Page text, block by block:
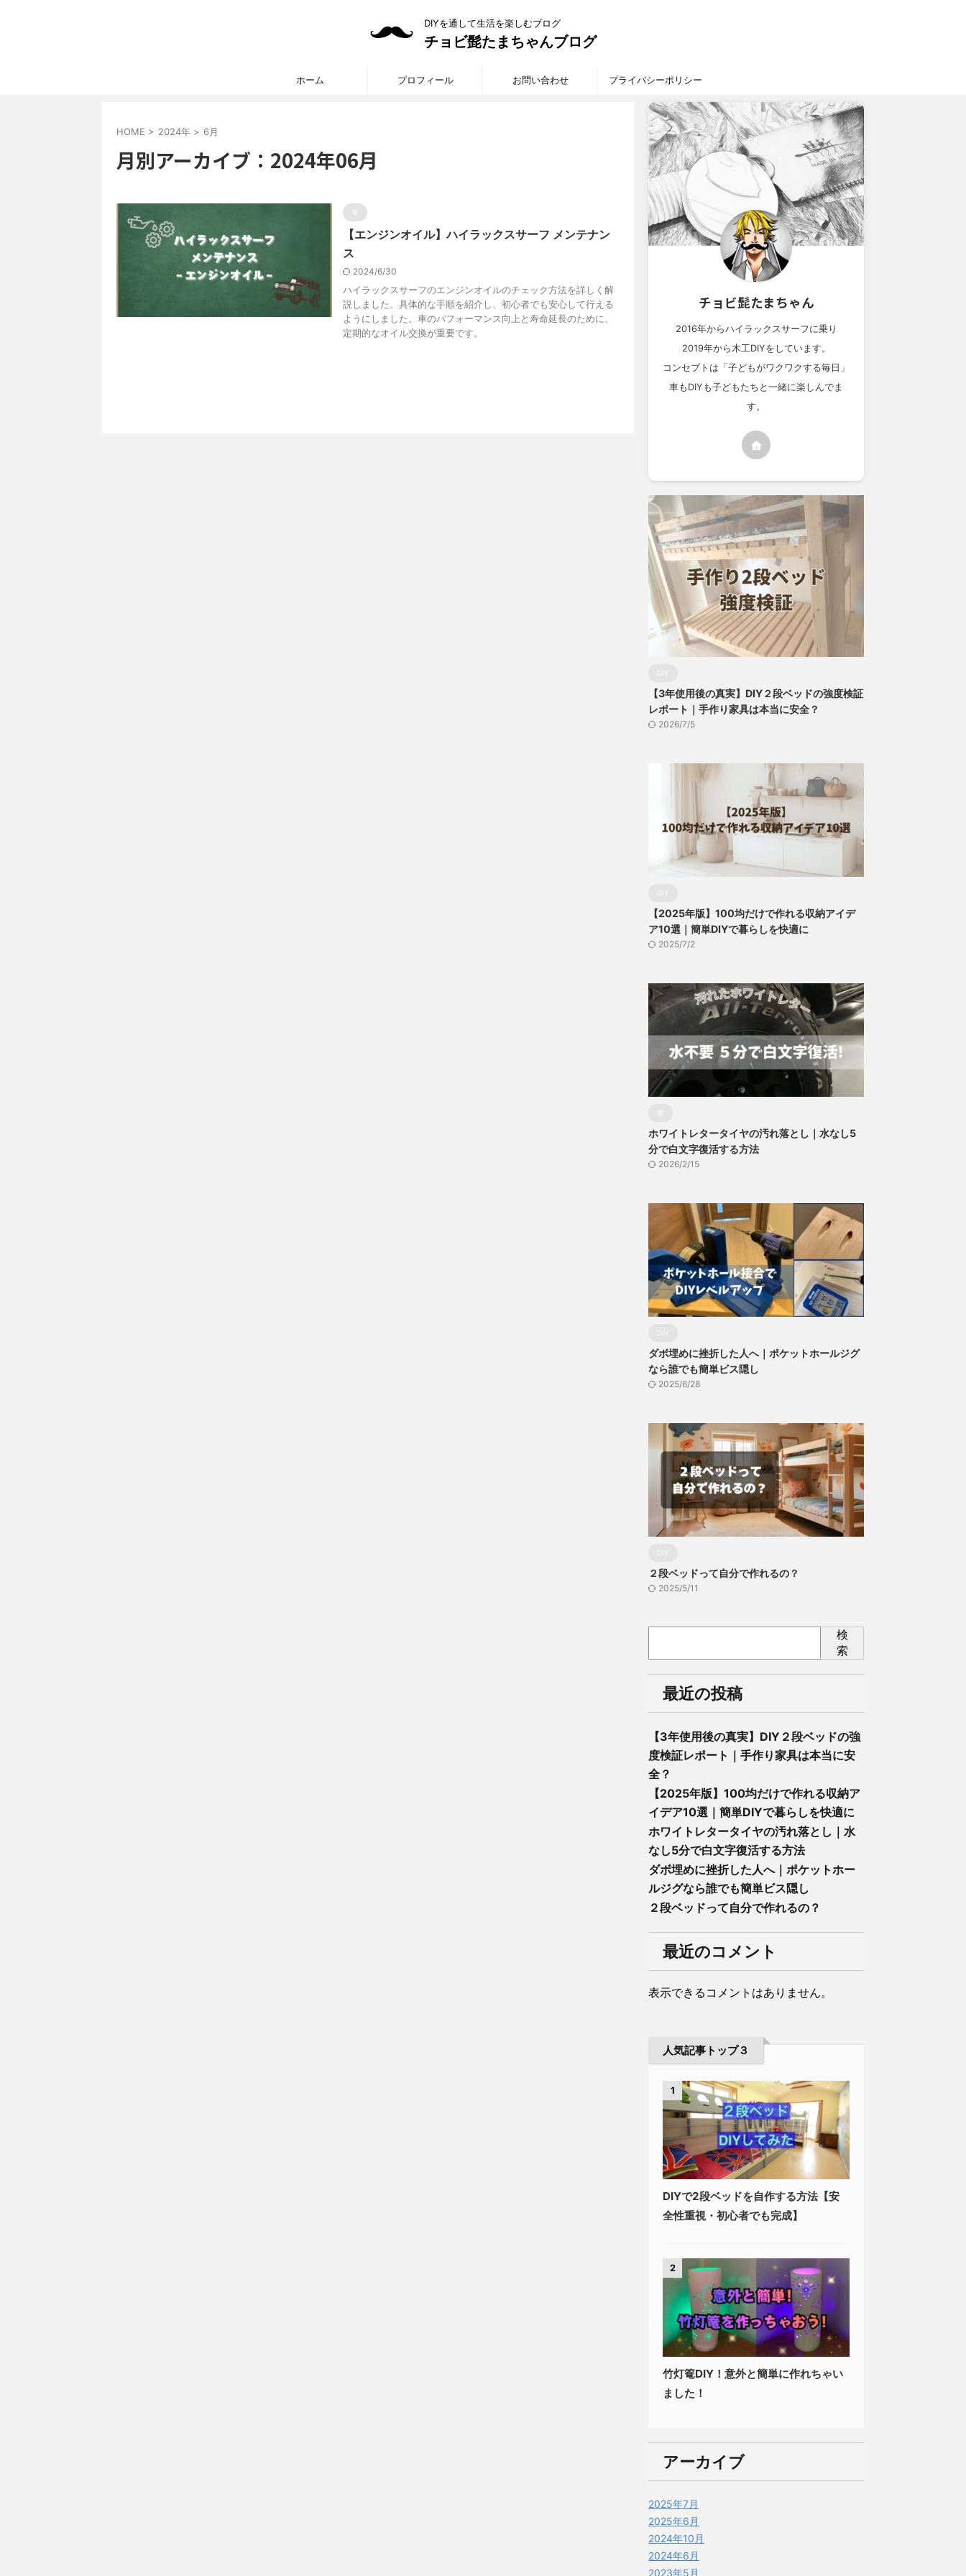
DIYを通して生活を楽しむブログ
チョビ髭たまちゃんブログ
ホーム プロフィール お問い合わせ プライバシーポリシー
HOME > 2024年 > 6月
月別アーカイブ：2024年06月
【エンジンオイル】ハイラックスサーフ メンテナン
ス
2024/6/30
ハイラックスサーフのエンジンオイルのチェック方法を詳しく解
説しました。具体的な手順を紹介し、初心者でも安心して行える
ようにしました。車のパフォーマンス向上と寿命延長のために、
定期的なオイル交換が重要です。
チョビ髭たまちゃん
2016年からハイラックスサーフに乗り
2019年から木工DIYをしています。
コンセプトは「子どもがワクワクする毎日」
車もDIYも子どもたちと一緒に楽しんでま
す。
DIY
【3年使用後の真実】DIY２段ベッドの強度検証
レポート｜手作り家具は本当に安全？
2026/7/5
DIY
【2025年版】100均だけで作れる収納アイデ
ア10選｜簡単DIYで暮らしを快適に
2025/7/2
ホワイトレタータイヤの汚れ落とし｜水なし5
分で白文字復活する方法
2026/2/15
DIY
ダボ埋めに挫折した人へ｜ポケットホールジグ
なら誰でも簡単ビス隠し
2025/6/28
DIY
２段ベッドって自分で作れるの？
2025/5/11
検
索
最近の投稿
【3年使用後の真実】DIY２段ベッドの強
度検証レポート｜手作り家具は本当に安
全？
【2025年版】100均だけで作れる収納ア
イデア10選｜簡単DIYで暮らしを快適に
ホワイトレタータイヤの汚れ落とし｜水
なし5分で白文字復活する方法
ダボ埋めに挫折した人へ｜ポケットホー
ルジグなら誰でも簡単ビス隠し
２段ベッドって自分で作れるの？
最近のコメント
表示できるコメントはありません。
人気記事トップ３
1
DIYで2段ベッドを自作する方法【安
全性重視・初心者でも完成】
2
竹灯篭DIY！意外と簡単に作れちゃい
ました！
アーカイブ
2025年7月
2025年6月
2024年10月
2024年6月
2023年5月